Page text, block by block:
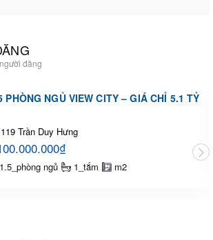
đăng
PHÒNG NGỦ VIEW CITY – GIÁ CHỈ 5.1 TỶ
119 Trần Duy Hưng
1.5_phòng ngủ 1_tắm m2